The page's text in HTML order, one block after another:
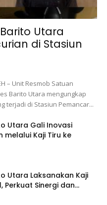
Utara
di Stasiun
– Unit Resmob Satuan
Barito Utara mengungkap
terjadi di Stasiun Pemancar...
Utara Gali Inovasi
melalui Kaji Tiru ke
Utara Laksanakan Kaji
Perkuat Sinergi dan...